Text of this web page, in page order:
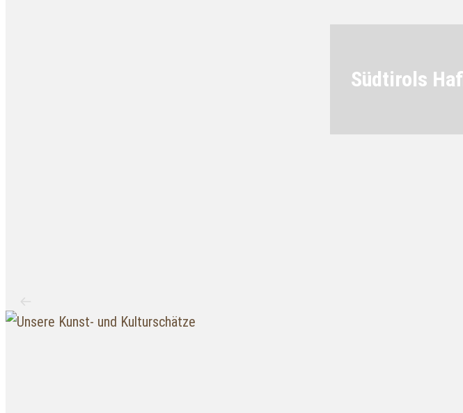
Südtirols